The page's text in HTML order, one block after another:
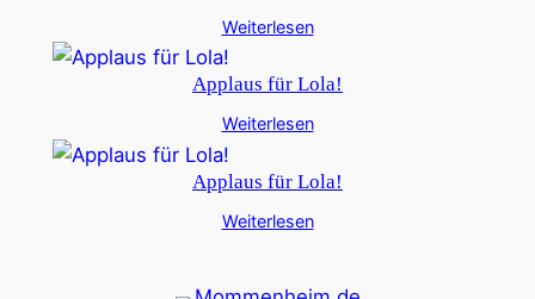
Weiterlesen
Applaus für Lola!
Weiterlesen
Applaus für Lola!
Weiterlesen